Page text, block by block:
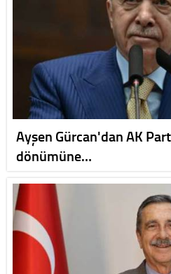
Ayşen Gürcan'dan AK
dönümüne…